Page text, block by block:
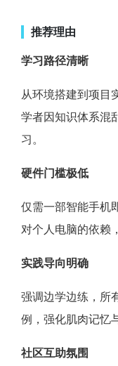
推荐理由
学习路径清晰
从环境搭建到项目
学者因知识体系混
习。
硬件门槛极低
仅需一部智能手机
对个人电脑的依赖
实践导向明确
强调边学边练，所
例，强化肌肉记忆
社区互助氛围